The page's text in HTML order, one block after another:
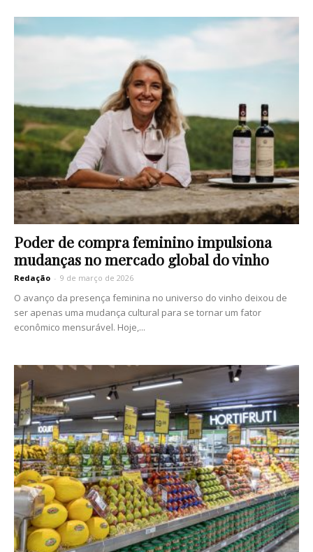
Poder de compra feminino impulsiona
mudanças no mercado global do vinho
Redação - 9 de março de 2026
O avanço da presença feminina no universo do vinho deixou de
ser apenas uma mudança cultural para se tornar um fator
econômico mensurável. Hoje,...